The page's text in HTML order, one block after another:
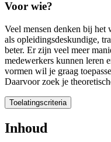
Voor wie?
Veel mensen denken bij het
als opleidingsdeskundige,
beter. Er zijn veel meer
medewerkers kunnen leren
vormen wil je graag
Daarvoor zoek je
Toelatingscriteria
Toelatingscriteria
Inhoud